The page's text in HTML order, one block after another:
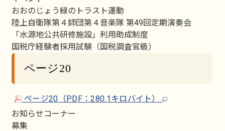
おおのじょう緑のトラスト運動
陸上自衛隊第４師団第４音楽隊 第49回定期演奏会
「水源地公共研修施設」利用助成制度
国税庁経験者採用試験（国税調査官級）
ページ20
ページ20（PDF：280.1キロバイト）
お知らせコーナー
募集